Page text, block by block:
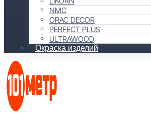
NMC
ORAC DECOR
PERFECT PLUS
ULTRAWOOD
Окраска изделий